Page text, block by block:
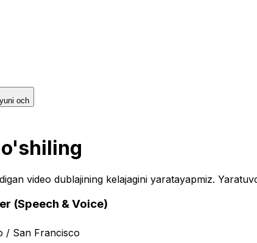
och
video dublajining kelajagini yaratayapmiz.
(Speech & Voice)
/ San Francisco